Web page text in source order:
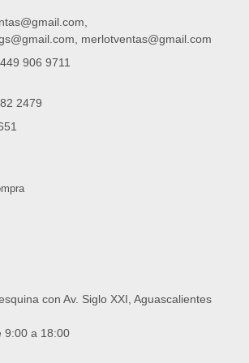
merlotventas@gmail.com
906 9711
2479
con Av. Siglo XXI, Aguascalientes
9:00 a 18:00